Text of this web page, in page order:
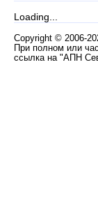
Loading...
Copyright © 2006-
При полном или
ссылка на "АПН